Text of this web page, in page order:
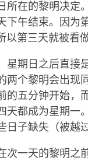
所在的黎明决定
午结束。因为
第三天就被看
星期日之后直接
两个黎明会出现
的五分钟开始，
天都成为星期一
子缺失（被越
次一天的黎明之